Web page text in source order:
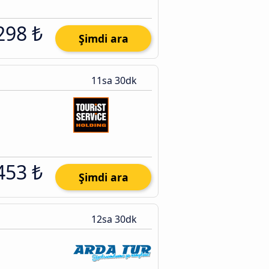
₺ Şimdi ara
11sa 30dk
₺ Şimdi ara
12sa 30dk